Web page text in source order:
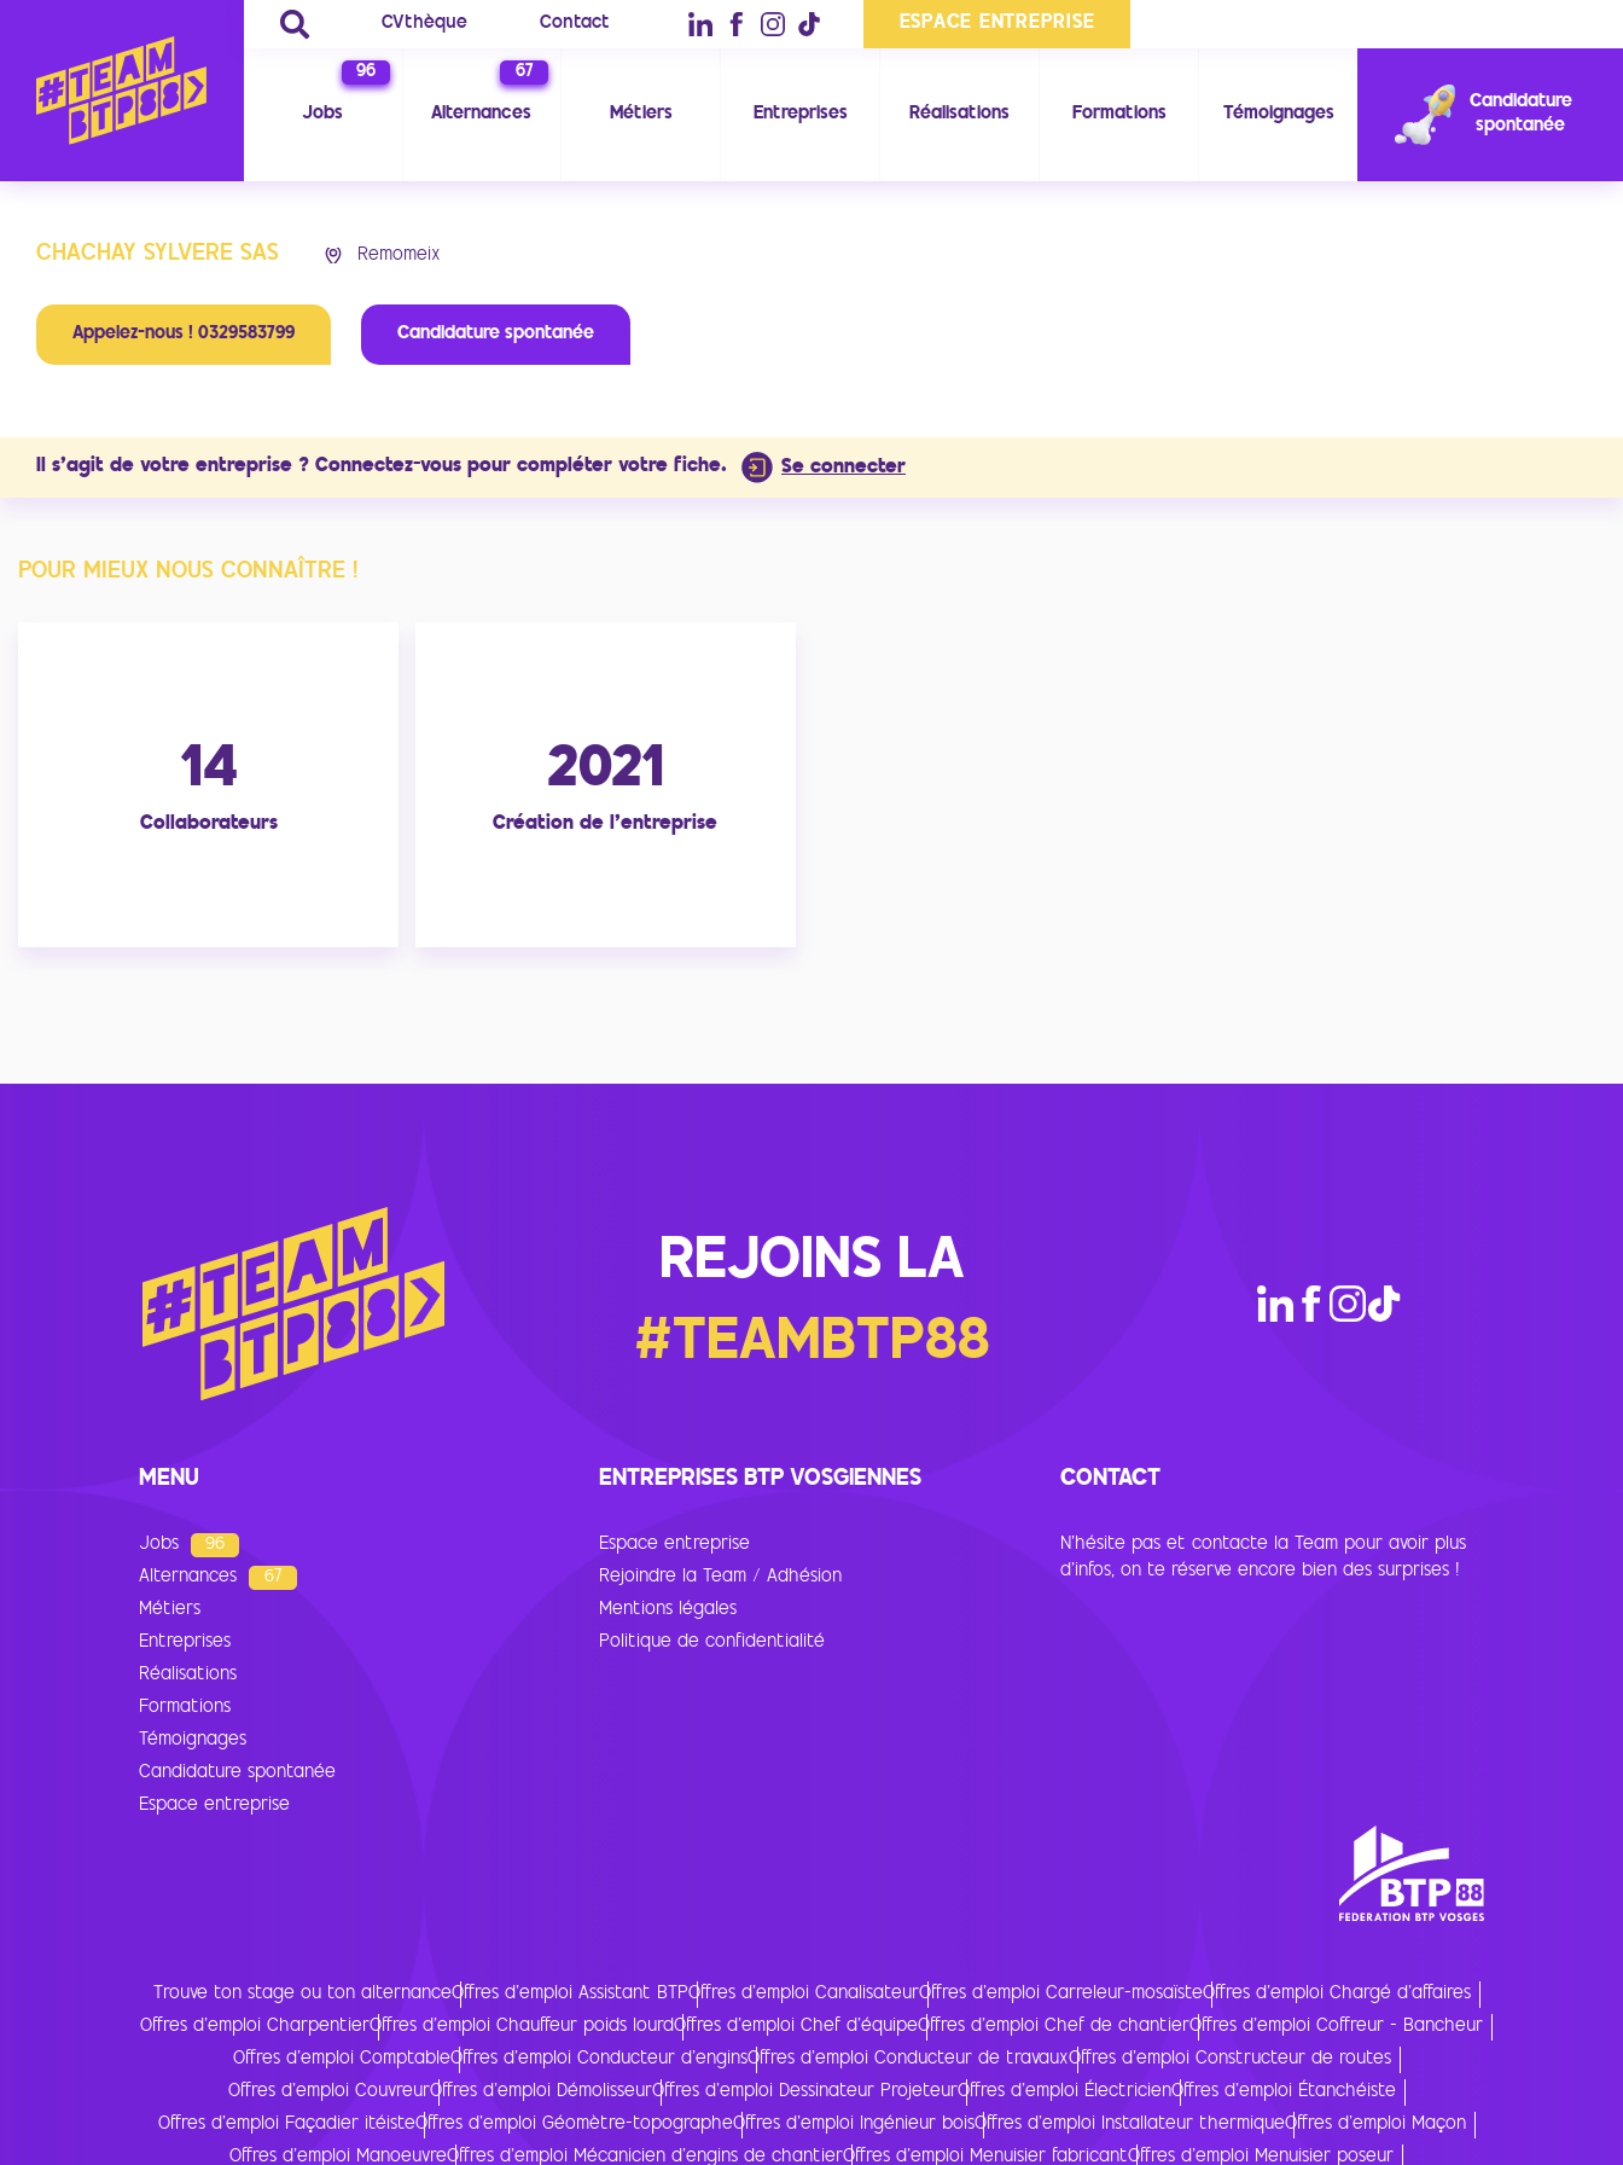
CVthèque Contact ESPACE ENTREPRISE
Jobs
96
Alternances
67
Métiers Entreprises Réalisations Formations Témoignages
Candidature
spontanée
CHACHAY SYLVERE SAS Remomeix
Appelez-nous ! 0329583799 Candidature spontanée
Il s'agit de votre entreprise ? Connectez-vous pour compléter votre fiche. Se connecter
POUR MIEUX NOUS CONNAÎTRE !
14
Collaborateurs
2021
Création de l'entreprise
REJOINS LA
#TEAMBTP88
MENU
Jobs 96
Alternances 67
Métiers
Entreprises
Réalisations
Formations
Témoignages
Candidature spontanée
Espace entreprise
ENTREPRISES BTP VOSGIENNES
Espace entreprise
Rejoindre la Team / Adhésion
Mentions légales
Politique de confidentialité
CONTACT
N’hésite pas et contacte la Team pour avoir plus
d’infos, on te réserve encore bien des surprises !
Trouve ton stage ou ton alternanceOffres d'emploi Assistant BTPOffres d'emploi CanalisateurOffres d'emploi Carreleur-mosaïsteOffres d'emploi Chargé d'affaires
Offres d'emploi CharpentierOffres d'emploi Chauffeur poids lourdOffres d'emploi Chef d'équipeOffres d'emploi Chef de chantierOffres d'emploi Coffreur - Bancheur
Offres d'emploi ComptableOffres d'emploi Conducteur d'enginsOffres d'emploi Conducteur de travauxOffres d'emploi Constructeur de routes
Offres d'emploi CouvreurOffres d'emploi DémolisseurOffres d'emploi Dessinateur ProjeteurOffres d'emploi ÉlectricienOffres d'emploi Étanchéiste
Offres d'emploi Façadier itéisteOffres d'emploi Géomètre-topographeOffres d'emploi Ingénieur boisOffres d'emploi Installateur thermiqueOffres d'emploi Maçon
Offres d'emploi ManoeuvreOffres d'emploi Mécanicien d'engins de chantierOffres d'emploi Menuisier fabricantOffres d'emploi Menuisier poseur